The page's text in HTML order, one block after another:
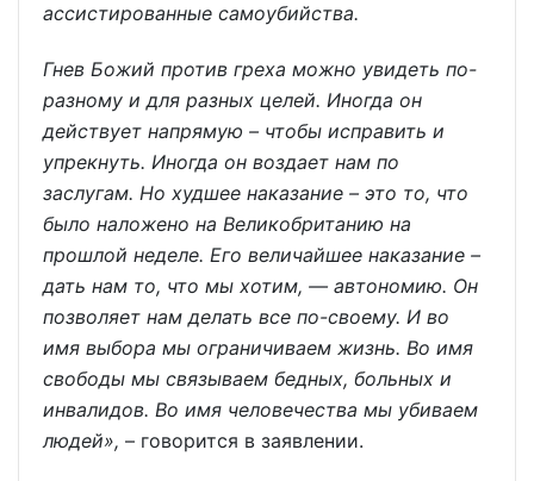
ассистированные самоубийства.
Гнев Божий против греха можно увидеть по-
разному и для разных целей. Иногда он
действует напрямую – чтобы исправить и
упрекнуть. Иногда он воздает нам по
заслугам. Но худшее наказание – это то, что
было наложено на Великобританию на
прошлой неделе. Его величайшее наказание –
дать нам то, что мы хотим, — автономию. Он
позволяет нам делать все по-своему. И во
имя выбора мы ограничиваем жизнь. Во имя
свободы мы связываем бедных, больных и
инвалидов. Во имя человечества мы убиваем
людей», – говорится в заявлении.